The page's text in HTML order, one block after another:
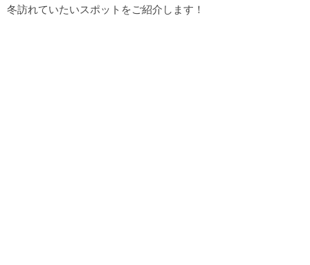
冬訪れていたいスポットをご紹介します！